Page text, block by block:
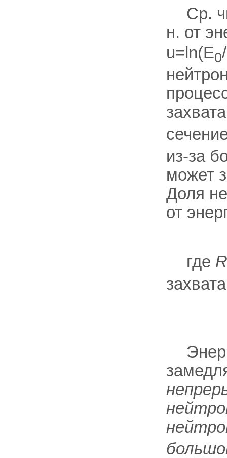
Ср.
н. от
u=ln(E0
из-за
может
Доля
от
где R